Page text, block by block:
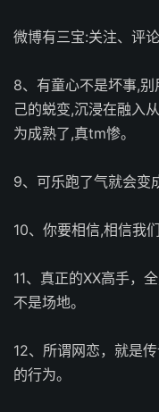
微博有三宝:关注、评论
8、有童心不是坏事,
己的蜕变,沉浸在融入
为成熟了,真tm惨。
9、可乐跑了气就会变
10、你要相信,相信我
11、真正的XX高手，
不是场地。
12、所谓网恋，就是
的行为。